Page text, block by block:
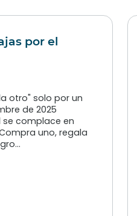
por el
otro" solo por un
de 2025
se complace en
uno, regala